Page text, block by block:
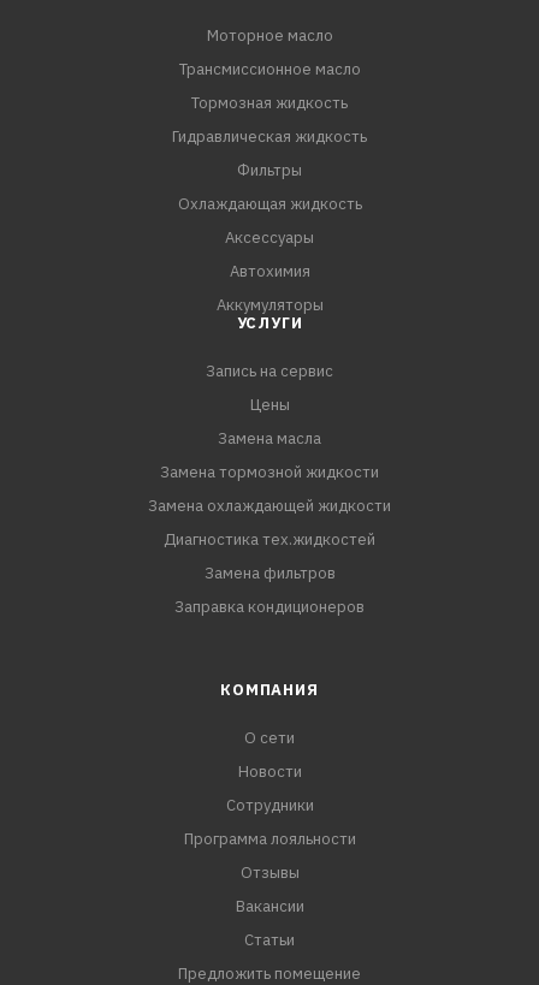
Моторное масло
Трансмиссионное масло
Тормозная жидкость
Гидравлическая жидкость
Фильтры
Охлаждающая жидкость
Аксессуары
Автохимия
Аккумуляторы
УСЛУГИ
Запись на сервис
Цены
Замена масла
Замена тормозной жидкости
Замена охлаждающей жидкости
Диагностика тех.жидкостей
Замена фильтров
Заправка кондиционеров
КОМПАНИЯ
О сети
Новости
Сотрудники
Программа лояльности
Отзывы
Вакансии
Статьи
Предложить помещение